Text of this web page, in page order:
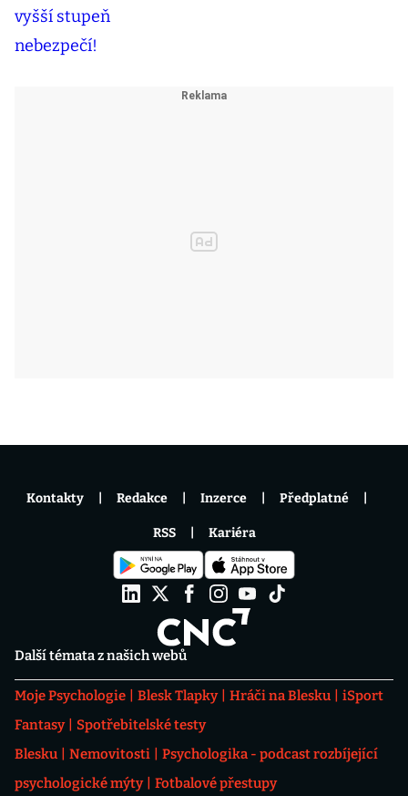
Další témata z našich webů
Moje Psychologie Blesk Tlapky Hráči na Blesku
iSport
Fantasy
Spotřebitelské testy
Blesku
Nemovitosti
Psychologika - podcast rozbíjející
psychologické mýty
Fotbalové přestupy
Kontakty Redakce Inzerce Předplatné
RSS Kariéra